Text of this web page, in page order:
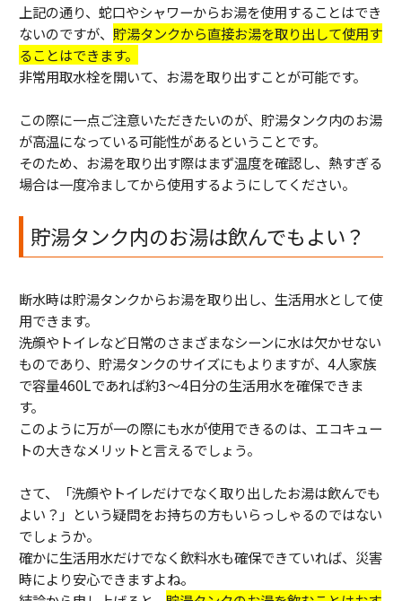
上記の通り、蛇口やシャワーからお湯を使用することはでき
ないのですが、 貯湯タンクから直接お湯を取り出して使用す
ることはできます。
非常用取水栓を開いて、お湯を取り出すことが可能です。
この際に一点ご注意いただきたいのが、貯湯タンク内のお湯
が高温になっている可能性があるということです。
そのため、お湯を取り出す際はまず温度を確認し、熱すぎる
場合は一度冷ましてから使用するようにしてください。
貯湯タンク内のお湯は飲んでもよい？
断水時は貯湯タンクからお湯を取り出し、生活用水として使
用できます。
洗顔やトイレなど日常のさまざまなシーンに水は欠かせない
ものであり、貯湯タンクのサイズにもよりますが、4人家族
で容量460Lであれば約3〜4日分の生活用水を確保できま
す。
このように万が一の際にも水が使用できるのは、エコキュー
トの大きなメリットと言えるでしょう。
さて、「洗顔やトイレだけでなく取り出したお湯は飲んでも
よい？」という疑問をお持ちの方もいらっしゃるのではない
でしょうか。
確かに生活用水だけでなく飲料水も確保できていれば、災害
時により安心できますよね。